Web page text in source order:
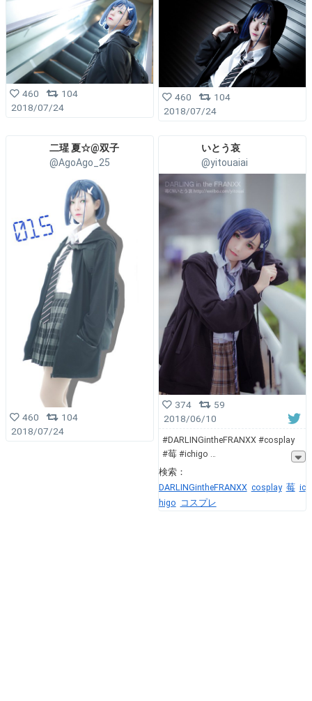
460
104
2018/07/24
460
104
2018/07/24
二瑆 夏☆@双子
@AgoAgo_25
460
104
2018/07/24
いとう哀
@yitouaiai
374
59
2018/06/10
#DARLINGintheFRANXX #cosplay
#莓 #ichigo
検索：
DARLINGintheFRANXX cosplay 莓 ic
higo コスプレ